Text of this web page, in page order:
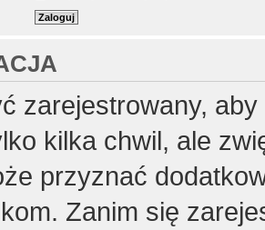
zarejestrowany,
kilka chwil, ale
przyznać
Zanim się